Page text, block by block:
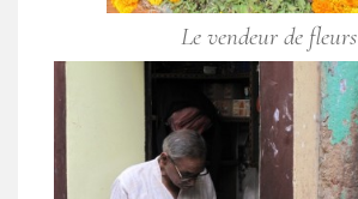
Le vendeur de fleurs